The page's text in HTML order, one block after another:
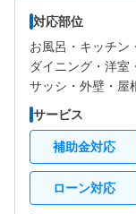
対応部位
お風呂・ キッチン
ダイニング・ 洋室
サッシ・ 外壁・ 屋
サービス
補助金対応
ローン対応